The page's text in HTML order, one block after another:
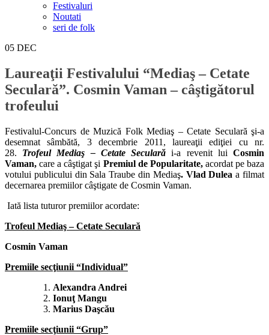
Festivaluri
Noutati
seri de folk
05 DEC
Laureaţii Festivalului “Mediaş – Cetate
Seculară”. Cosmin Vaman – câştigătorul
trofeului
Festivalul-Concurs de Muzică Folk Mediaş – Cetate Seculară şi-a
desemnat sâmbătă, 3 decembrie 2011, laureaţii ediţiei cu nr.
28. Trofeul Mediaş – Cetate Secularăi-a revenit luiCosmin
Vaman,care a câştigat şi Premiul de Popularitate, acordat pe baza
votului publicului din Sala Traube din Mediaş. Vlad Duleaa filmat
decernarea premiilor câştigate de Cosmin Vaman.
Iată lista tuturor premiilor acordate:
Trofeul Mediaş – Cetate Seculară
Cosmin Vaman
Premiile secţiunii “Individual”
Alexandra Andrei
Ionuţ Mangu
Marius Daşcău
Premiile secţiunii “Grup”